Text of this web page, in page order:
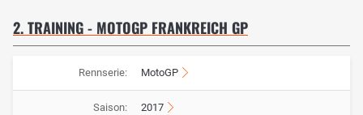
2. TRAINING - MOTOGP FRANKREICH GP
Rennserie: MotoGP
Saison: 2017